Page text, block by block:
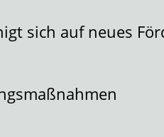
sich auf neues